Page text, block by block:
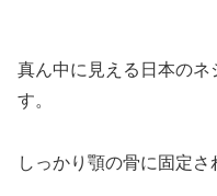
真ん中に見える日本の
す。
しっかり顎の骨に固定さ